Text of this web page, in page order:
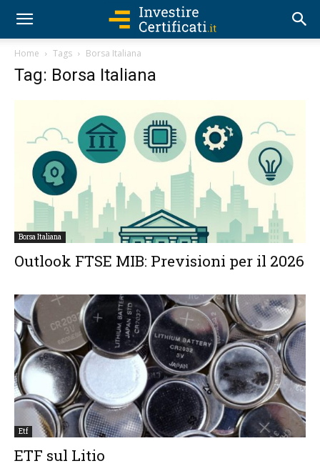
Home Tags Borsa Italiana
Tag: Borsa Italiana
Borsa Italiana
Outlook FTSE MIB: Previsioni per il 2026
Etf
ETF sul Litio